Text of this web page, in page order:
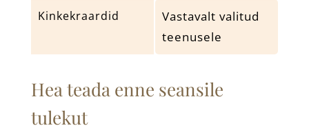
Kinkekraardid
Vastavalt valitud
teenusele
Hea teada enne seansile
tulekut